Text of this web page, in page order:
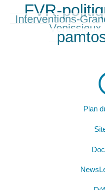
718/718
FVR-
301/718
327/718
Interventions-
337/718
Venissieux
Plan